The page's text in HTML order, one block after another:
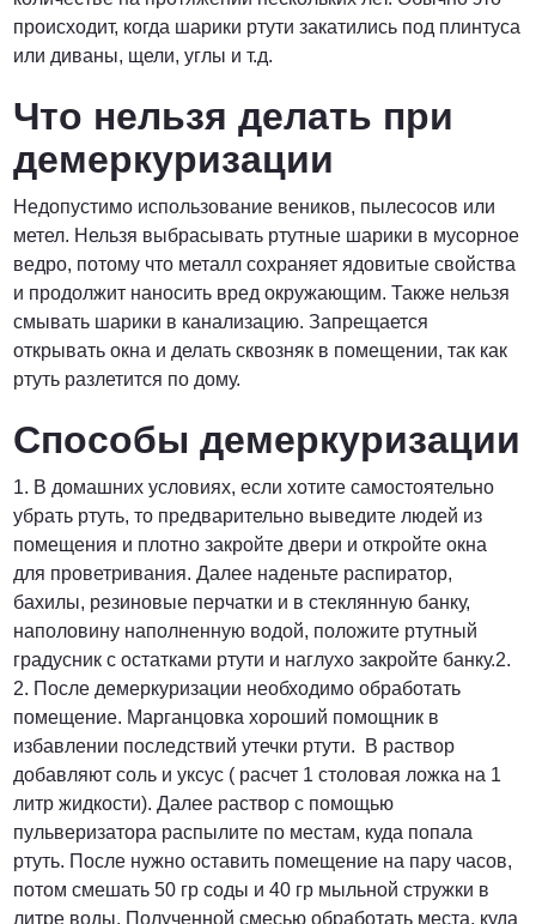
Договорная
происходит, когда шарики ртути закатились под плинтуса
или диваны, щели, углы и т.д.
Что нельзя делать при
демеркуризации
Недопустимо использование веников, пылесосов или
метел. Нельзя выбрасывать ртутные шарики в мусорное
ведро, потому что металл сохраняет ядовитые свойства
и продолжит наносить вред окружающим. Также нельзя
смывать шарики в канализацию. Запрещается
открывать окна и делать сквозняк в помещении, так как
ртуть разлетится по дому.
Способы демеркуризации
1. В домашних условиях, если хотите самостоятельно
убрать ртуть, то предварительно выведите людей из
помещения и плотно закройте двери и откройте окна
для проветривания. Далее наденьте распиратор,
бахилы, резиновые перчатки и в стеклянную банку,
наполовину наполненную водой, положите ртутный
градусник с остатками ртути и наглухо закройте банку.2.
2. После демеркуризации необходимо обработать
помещение. Марганцовка хороший помощник в
избавлении последствий утечки ртути. В раствор
добавляют соль и уксус ( расчет 1 столовая ложка на 1
литр жидкости). Далее раствор с помощью
пульверизатора распылите по местам, куда попала
ртуть. После нужно оставить помещение на пару часов,
потом смешать 50 гр соды и 40 гр мыльной стружки в
литре воды. Полученной смесью обработать места, куда